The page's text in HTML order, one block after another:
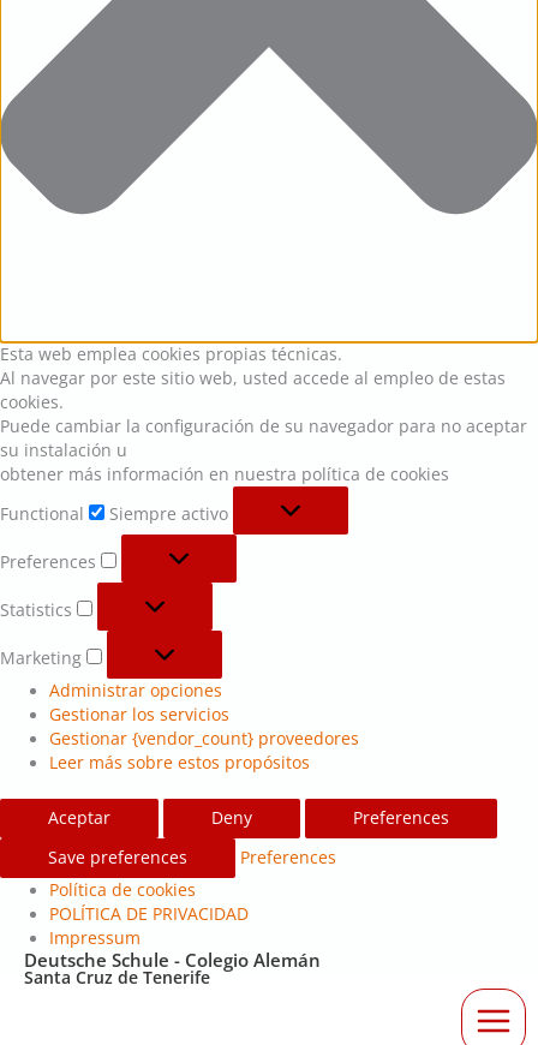
Esta web emplea cookies propias técnicas.
Al navegar por este sitio web, usted accede al empleo de estas
cookies.
Puede cambiar la configuración de su navegador para no aceptar
su instalación u
obtener más información en nuestra política de cookies
Functional
Siempre activo
Preferences
Statistics
Marketing
Administrar opciones
Gestionar los servicios
Gestionar {vendor_count} proveedores
Leer más sobre estos propósitos
Aceptar Deny
Preferences
Save preferences
Preferences
Política de cookies
POLÍTICA DE PRIVACIDAD
Impressum
Deutsche Schule - Colegio Alemán
Santa Cruz de Tenerife